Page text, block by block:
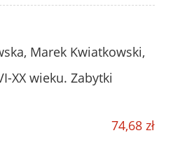
Marek Kwiatkowski,
XX wieku. Zabytki
74,68 zł